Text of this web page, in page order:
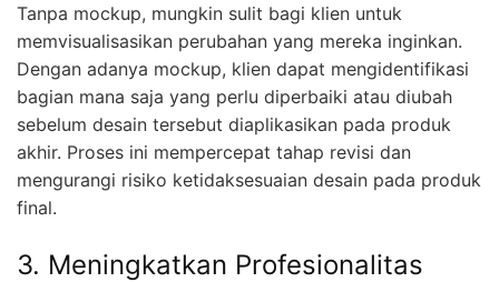
Tanpa mockup, mungkin sulit bagi klien untuk
memvisualisasikan perubahan yang mereka inginkan.
Dengan adanya mockup, klien dapat mengidentifikasi
bagian mana saja yang perlu diperbaiki atau diubah
sebelum desain tersebut diaplikasikan pada produk
akhir. Proses ini mempercepat tahap revisi dan
mengurangi risiko ketidaksesuaian desain pada produk
final.
3. Meningkatkan Profesionalitas